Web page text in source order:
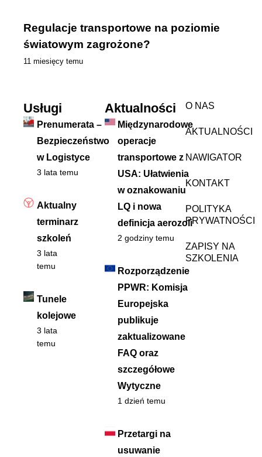
Regulacje transportowe na poziomie
światowym zagrożone?
11 miesięcy temu
Usługi
Prenumerata –
Bezpieczeństwo
w Logistyce
3 lata temu
Aktualny
terminarz
szkoleń
3 lata
temu
Tunele
kolejowe
3 lata
temu
Aktualności
Międzynarodowe
operacje
transportowe z
USA: Ułatwienia
w oznakowaniu
LQ i nowa
definicja aerozoli
2 godziny temu
Rozporządzenie
PPWR: Komisja
Europejska
publikuje
zaktualizowane
FAQ oraz
szczegółowe
Wytyczne
1 dzień temu
Przetargi na
usuwanie
O NAS
AKTUALNOŚCI
NAWIGATOR
KONTAKT
POLITYKA
PRYWATNOŚCI
ZAPISY NA
SZKOLENIA